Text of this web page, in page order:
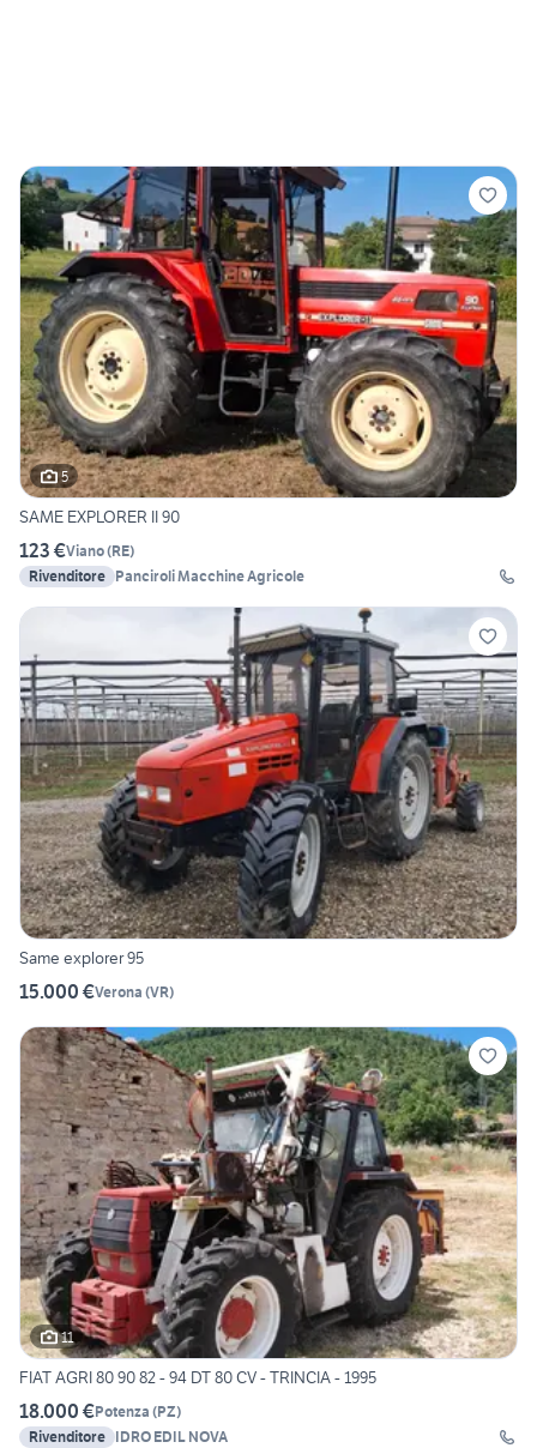
5
SAME EXPLORER II 90
123 €Viano(RE)
Rivenditore Panciroli Macchine Agricole
Same explorer 95
15.000 €Verona (VR)
11
FIAT AGRI 80 90 82 - 94 DT 80 CV - TRINCIA - 1995
18.000 €Potenza (PZ)
Rivenditore IDRO EDIL NOVA